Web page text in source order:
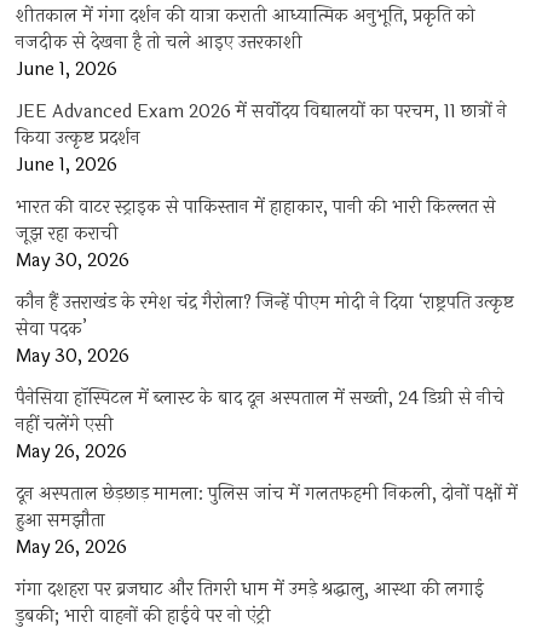
शीतकाल में गंगा दर्शन की यात्रा कराती आध्यात्मिक अनुभूति, प्रकृति को
नजदीक से देखना है तो चले आइए उत्तरकाशी
June 1, 2026
JEE Advanced Exam 2026 में सर्वोदय विद्यालयों का परचम, 11 छात्रों ने
किया उत्कृष्ट प्रदर्शन
June 1, 2026
भारत की वाटर स्ट्राइक से पाकिस्तान में हाहाकार, पानी की भारी किल्लत से
जूझ रहा कराची
May 30, 2026
कौन हैं उत्तराखंड के रमेश चंद्र गैरोला? जिन्हें पीएम मोदी ने दिया ‘राष्ट्रपति उत्कृष्ट
सेवा पदक’
May 30, 2026
पैनेसिया हॉस्पिटल में ब्लास्ट के बाद दून अस्पताल में सख्ती, 24 डिग्री से नीचे
नहीं चलेंगे एसी
May 26, 2026
दून अस्पताल छेड़छाड़ मामला: पुलिस जांच में गलतफहमी निकली, दोनों पक्षों में
हुआ समझौता
May 26, 2026
गंगा दशहरा पर ब्रजघाट और तिगरी धाम में उमड़े श्रद्धालु, आस्था की लगाई
डुबकी; भारी वाहनों की हाईवे पर नो एंट्री